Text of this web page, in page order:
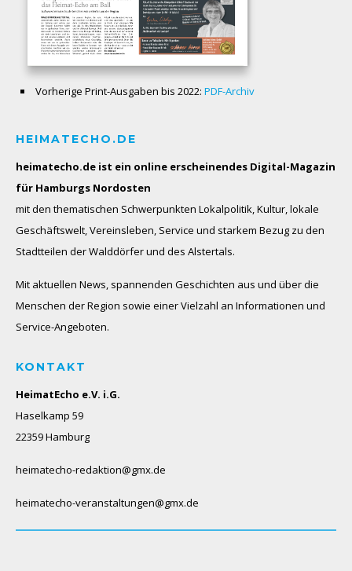
Vorherige Print-Ausgaben bis 2022: PDF-Archiv
HEIMATECHO.DE
heimatecho.de ist ein online erscheinendes Digital-Magazin
für Hamburgs Nordosten
mit den thematischen Schwerpunkten Lokalpolitik, Kultur, lokale
Geschäftswelt, Vereinsleben, Service und starkem Bezug zu den
Stadtteilen der Walddörfer und des Alstertals.
Mit aktuellen News, spannenden Geschichten aus und über die
Menschen der Region sowie einer Vielzahl an Informationen und
Service-Angeboten.
KONTAKT
HeimatEcho e.V. i.G.
Haselkamp 59
22359 Hamburg
heimatecho-redaktion@gmx.de
heimatecho-veranstaltungen@gmx.de